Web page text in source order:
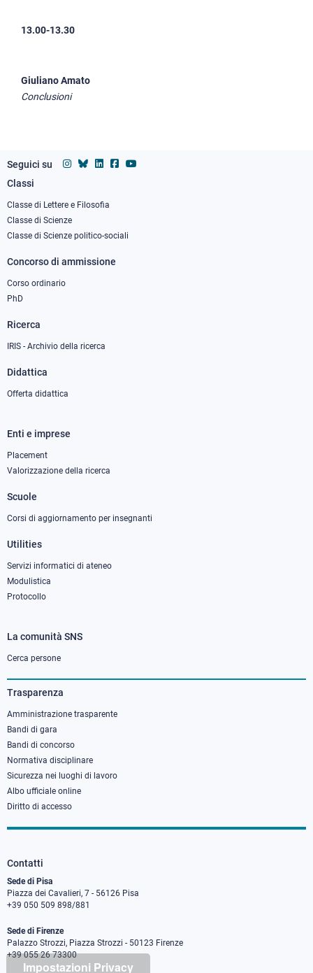
Impostazioni Privacy
13.00-13.30
Giuliano Amato
Conclusioni
Seguici su
Footer
column
1
Classi
Classe di Lettere e Filosofia
Classe di Scienze
Classe di Scienze politico-sociali
Concorso di ammissione
Corso ordinario
PhD
Ricerca
IRIS - Archivio della ricerca
Didattica
Offerta didattica
Footer
column
Enti e imprese
Placement
Valorizzazione della ricerca
Scuole
Corsi di aggiornamento per insegnanti
Utilities
Servizi informatici di ateneo
Modulistica
Protocollo
Footer
column
3
La comunità SNS
Cerca persone
Trasparenza
Amministrazione trasparente
Bandi di gara
Bandi di concorso
Normativa disciplinare
Sicurezza nei luoghi di lavoro
Albo ufficiale online
Diritto di accesso
Contatti
Sede di Pisa
Piazza dei Cavalieri, 7 - 56126 Pisa
+39 050 509 898/881
Sede di Firenze
Palazzo Strozzi, Piazza Strozzi - 50123 Firenze
+39 055 26 73300